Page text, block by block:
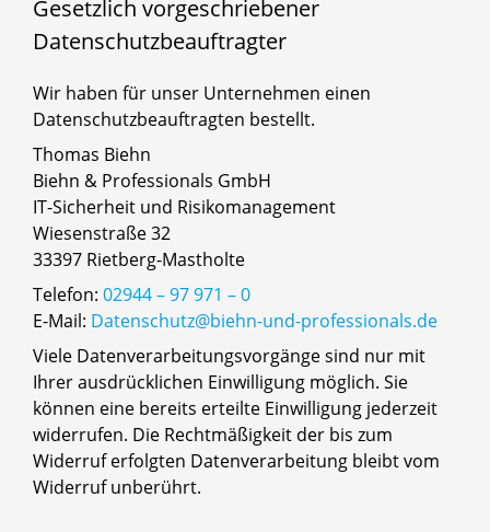
Gesetzlich vorgeschriebener
Datenschutzbeauftragter
Wir haben für unser Unternehmen einen
Datenschutzbeauftragten bestellt.
Thomas Biehn
Biehn & Professionals GmbH
IT-Sicherheit und Risikomanagement
Wiesenstraße 32
33397 Rietberg-Mastholte
Telefon: 02944 – 97 971 – 0
E-Mail: Datenschutz@biehn-und-professionals.de
Viele Datenverarbeitungsvorgänge sind nur mit
Ihrer ausdrücklichen Einwilligung möglich. Sie
können eine bereits erteilte Einwilligung jederzeit
widerrufen. Die Rechtmäßigkeit der bis zum
Widerruf erfolgten Datenverarbeitung bleibt vom
Widerruf unberührt.